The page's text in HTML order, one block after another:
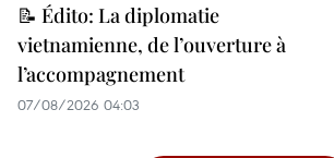
📝 Édito: La diplomatie
vietnamienne, de l’ouverture à
l’accompagnement
07/08/2026 04:03